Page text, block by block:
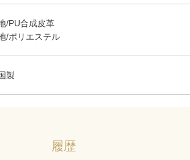
/PU合成皮革
/ポリエステル
製
履歴